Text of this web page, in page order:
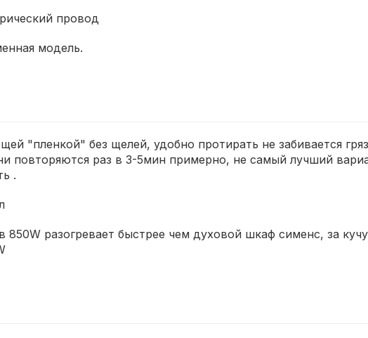
провод
модель.
"пленкой" без щелей, удобно протирать не забивается
повторяются раз в 3-5мин примерно, не самый лучший
.
разогревает быстрее чем духовой шкаф сименс, за